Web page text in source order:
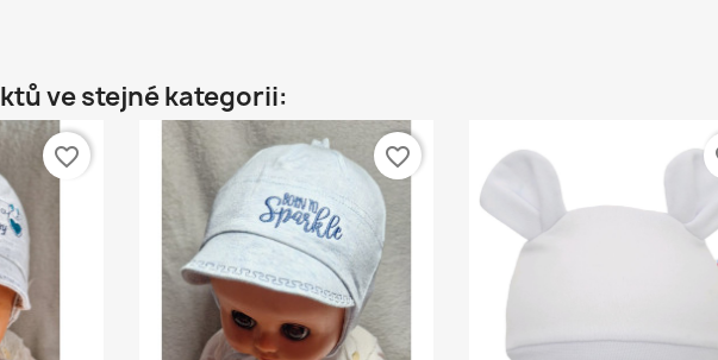
ve stejné kategorii:
favorite_border favorite_border